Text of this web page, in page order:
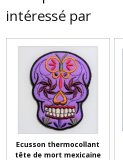
intéressé par
Ecusson thermocollant
tête de mort mexicaine